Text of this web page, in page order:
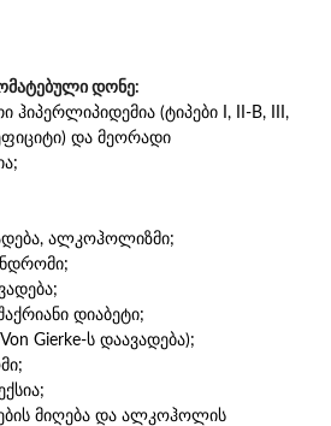
დონე:
ჰიპერლიპიდემია (ტიპები I, II-B, III,
და მეორადი
ალკოჰოლიზმი;
დიაბეტი;
Gierke-ს დაავადება);
მიღება და ალკოჰოლის